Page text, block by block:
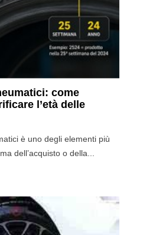
come
l’età delle
è uno degli elementi più
dell’acquisto o della...